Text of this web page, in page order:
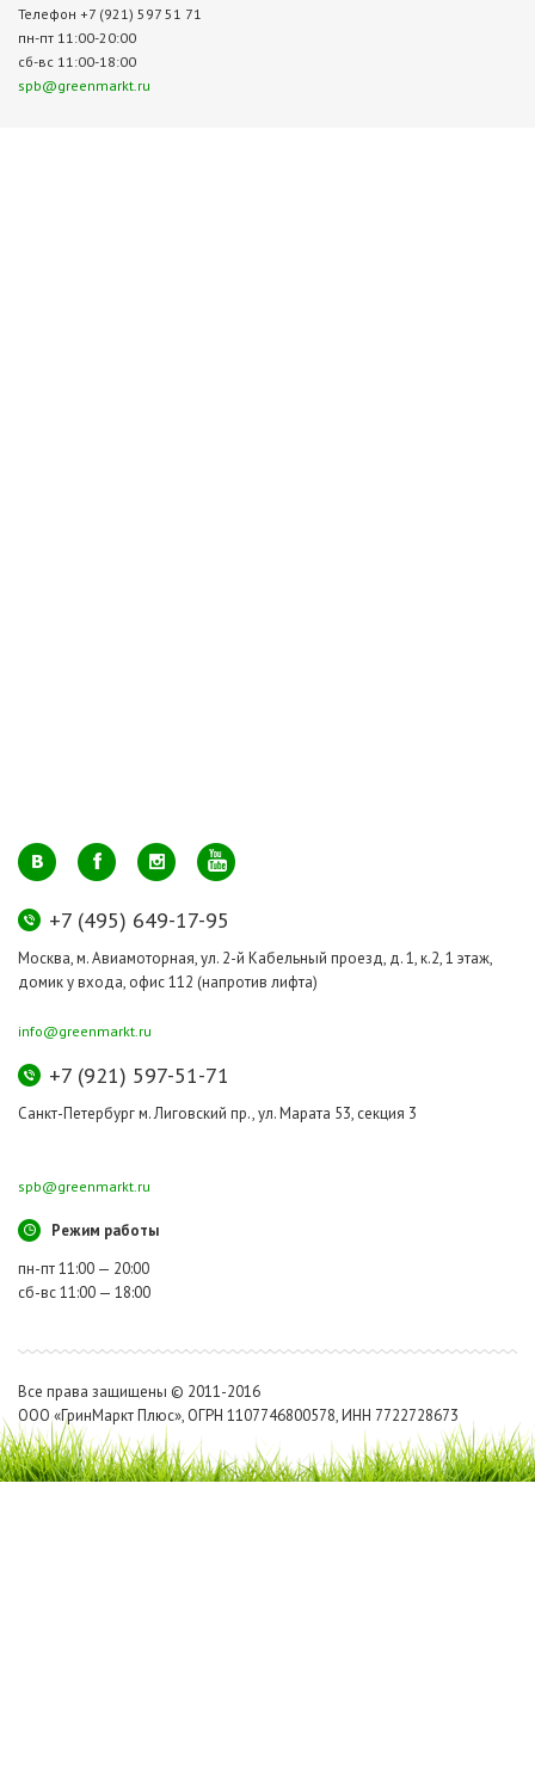
Телефон +7 (921) 597 51 71
пн-пт 11:00-20:00
сб-вс 11:00-18:00
spb@greenmarkt.ru
+7 (495) 649-17-95
Москва, м. Авиамоторная, ул. 2-й Кабельный проезд, д. 1, к.2, 1 этаж,
домик у входа, офис 112 (напротив лифта)
info@greenmarkt.ru
+7 (921) 597-51-71
Санкт-Петербург м. Лиговский пр., ул. Марата 53, секция 3
spb@greenmarkt.ru
Режим работы
пн-пт 11:00 — 20:00
сб-вс 11:00 — 18:00
Все права защищены © 2011-2016
ООО «ГринМаркт Плюс», ОГРН 1107746800578, ИНН 7722728673